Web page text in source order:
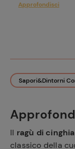
Sapori&Dintorni
Il ragù di
classico della
Approfondisci